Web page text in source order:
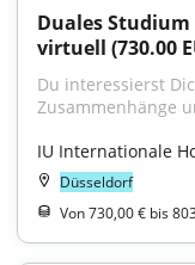
Duales Studium
virtuell (730.00
Du interessierst
Zusammenhänge
IU Internationale
Düsseldorf
Von 730,00 € bis